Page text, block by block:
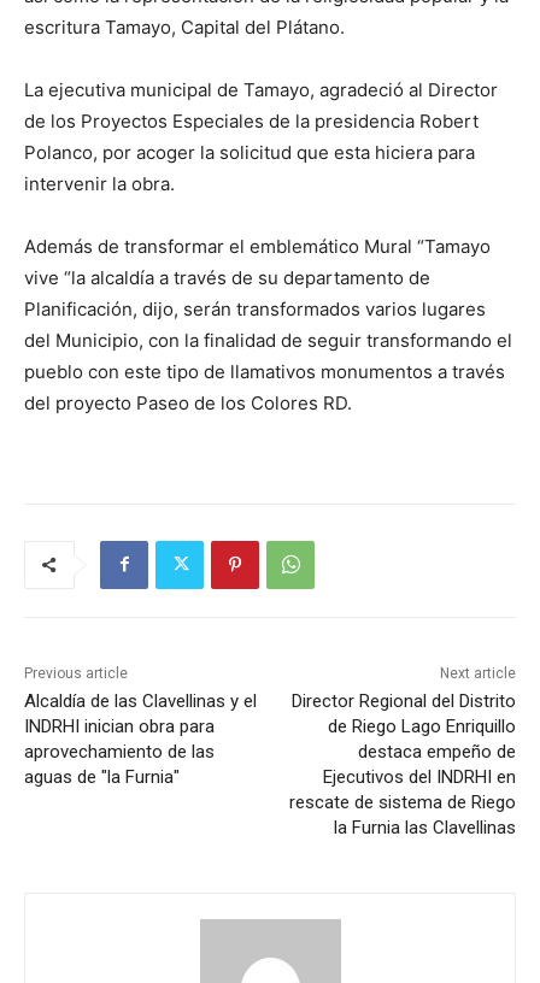
escritura Tamayo, Capital del Plátano.
La ejecutiva municipal de Tamayo, agradeció al Director
de los Proyectos Especiales de la presidencia Robert
Polanco, por acoger la solicitud que esta hiciera para
intervenir la obra.
Además de transformar el emblemático Mural “Tamayo
vive “la alcaldía a través de su departamento de
Planificación, dijo, serán transformados varios lugares
del Municipio, con la finalidad de seguir transformando el
pueblo con este tipo de llamativos monumentos a través
del proyecto Paseo de los Colores RD.
Previous article
Alcaldía de las Clavellinas y el
INDRHI inician obra para
aprovechamiento de las
aguas de "la Furnia"
Next article
Director Regional del Distrito
de Riego Lago Enriquillo
destaca empeño de
Ejecutivos del INDRHI en
rescate de sistema de Riego
la Furnia las Clavellinas